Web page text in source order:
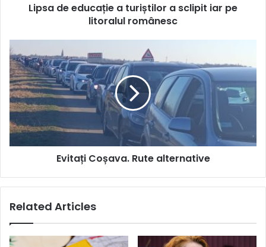
litoralulLipsa de educație a turiștilor a sclipit iar pe
litoralul românesc
Coșava.
Rute
alternative
Evitați Coșava. Rute alternative
Related Articles